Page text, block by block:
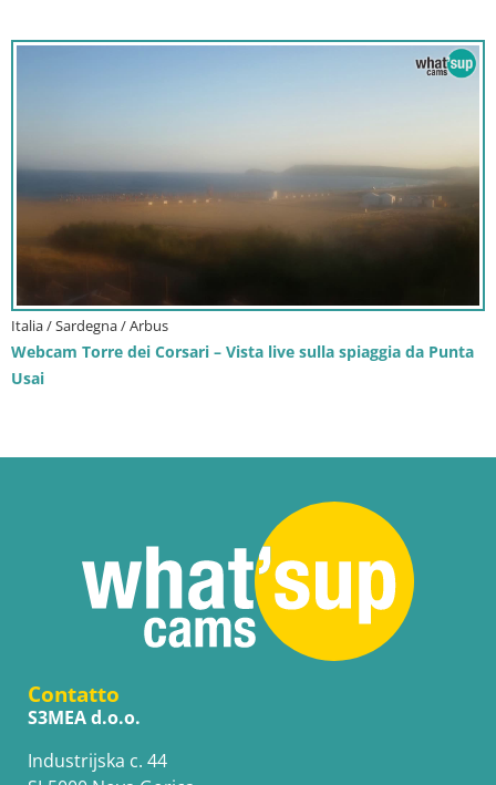
Italia / Sardegna / Arbus
Webcam Torre dei Corsari – Vista live sulla spiaggia da Punta
Usai
Contatto
S3MEA d.o.o.
Industrijska c. 44